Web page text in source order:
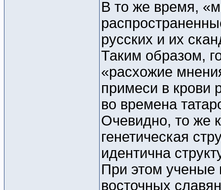
В то же время,
русских и их
Таким образом,
«расхожие
примеси в крови
во времена
Очевидно, то же
генетическая
идентична
При этом ученые
восточных